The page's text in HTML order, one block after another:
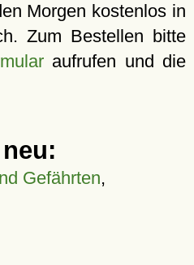
Morgen kostenlos in
Zum Bestellen bitte
aufrufen und die
Gefährten,